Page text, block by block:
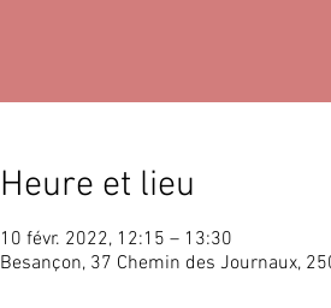
Heure et lieu
10 févr. 2022, 12:15 – 13:30
Besançon, 37 Chemin des Journaux,